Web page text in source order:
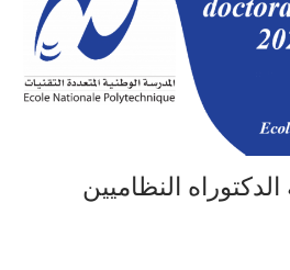
النظاميين